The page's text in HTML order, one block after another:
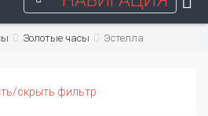
Золотые часы Эстелла
скрыть фильтр